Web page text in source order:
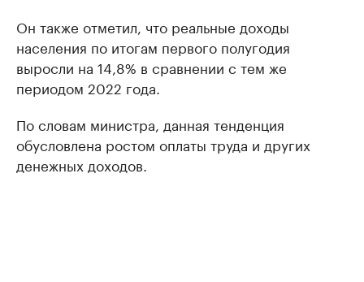
Он также отметил, что реальные доходы
населения по итогам первого полугодия
выросли на 14,8% в сравнении с тем же
периодом 2022 года.
По словам министра, данная тенденция
обусловлена ростом оплаты труда и других
денежных доходов.